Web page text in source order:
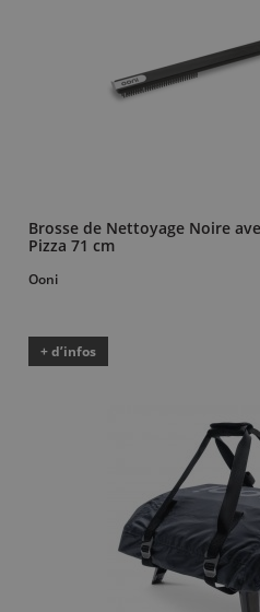
Brosse de Nettoyage Noire
Pizza 71 cm
Ooni
+ d’infos